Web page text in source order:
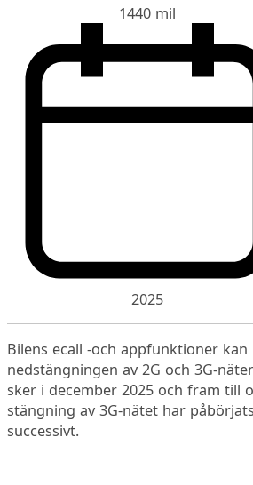
1440 mil
2025
Bilens ecall -och appfunktioner kan
nedstängningen av 2G och 3G-
sker i december 2025 och fram till
stängning av 3G-nätet har
successivt.